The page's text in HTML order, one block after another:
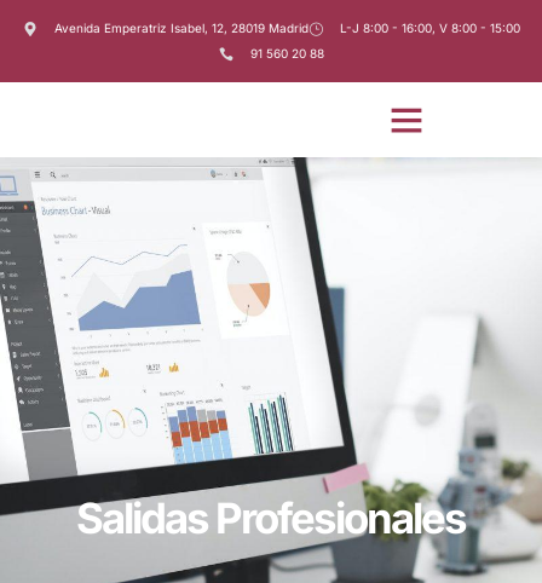
Avenida Emperatriz Isabel, 12, 28019 Madrid
L-J 8:00 - 16:00, V 8:00 - 15:00
91 560 20 88
Salidas Profesionales